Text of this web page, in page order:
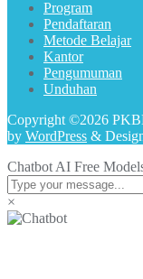
Program
Pendaftaran
Metode Belajar
Kantor
Pengumuman
Unduhan
Copyright ©2026
by WordPress &
Chatbot AI Free
×